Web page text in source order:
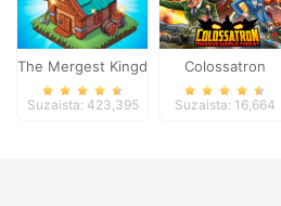
The Mergest Kingdom
Suzaista: 423,395
Colossatron
Suzaista: 16,664